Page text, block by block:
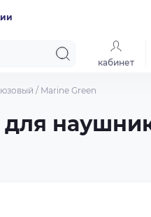
кабинет
/ Marine Green